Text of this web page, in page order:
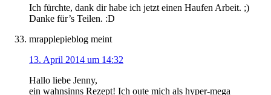
Ich fürchte, dank dir habe ich jetzt einen Haufen Arbeit. ;)
Danke für’s Teilen. :D
mrapplepieblog meint
13. April 2014 um 14:32
Hallo liebe Jenny,
ein wahnsinns Rezept! Ich oute mich als hyper-mega